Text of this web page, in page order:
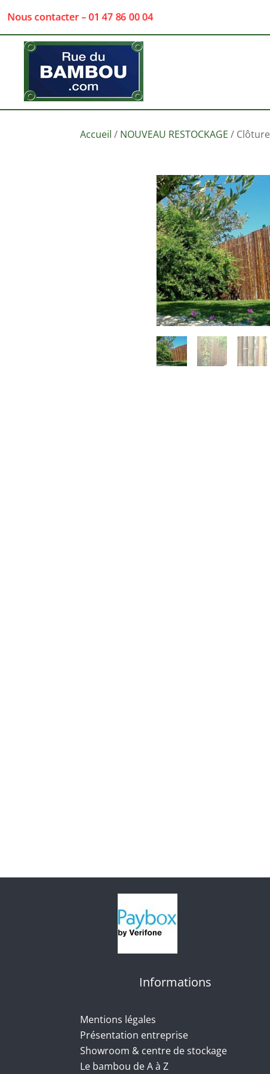
Nous contacter – 01 47 86 00 04
Accueil / NOUVEAU RESTOCKAGE /
Informations
Mentions légales
Présentation entreprise
Showroom & centre de stockage
Le bambou de A à Z